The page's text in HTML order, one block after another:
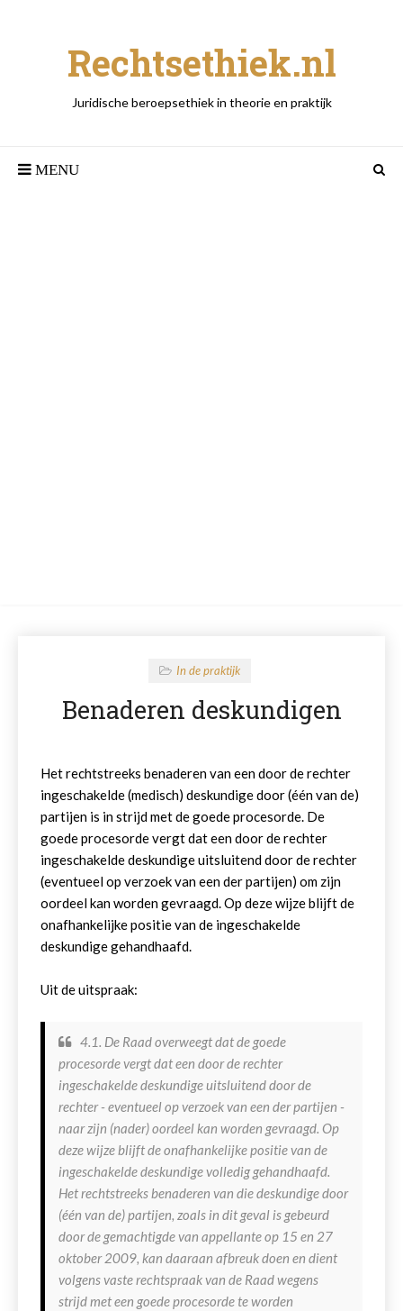
Rechtsethiek.nl
Juridische beroepsethiek in theorie en praktijk
In de praktijk
Benaderen deskundigen
Het rechtstreeks benaderen van een door de rechter
ingeschakelde (medisch) deskundige door (één van de)
partijen is in strijd met de goede procesorde. De
goede procesorde vergt dat een door de rechter
ingeschakelde deskundige uitsluitend door de rechter
(eventueel op verzoek van een der partijen) om zijn
oordeel kan worden gevraagd. Op deze wijze blijft de
onafhankelijke positie van de ingeschakelde
deskundige gehandhaafd.
Uit de uitspraak:
4.1. De Raad overweegt dat de goede
procesorde vergt dat een door de rechter
ingeschakelde deskundige uitsluitend door de
rechter - eventueel op verzoek van een der partijen -
naar zijn (nader) oordeel kan worden gevraagd. Op
deze wijze blijft de onafhankelijke positie van de
ingeschakelde deskundige volledig gehandhaafd.
Het rechtstreeks benaderen van die deskundige door
(één van de) partijen, zoals in dit geval is gebeurd
door de gemachtigde van appellante op 15 en 27
oktober 2009, kan daaraan afbreuk doen en dient
volgens vaste rechtspraak van de Raad wegens
strijd met een goede procesorde te worden